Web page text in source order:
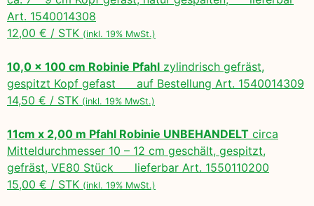
Art. 1540014308
12,00 € / STK (inkl. 19% MwSt.)
10,0 x 100 cm Robinie Pfahl zylindrisch gefräst,
gespitzt Kopf gefast auf Bestellung Art. 1540014309
14,50 € / STK (inkl. 19% MwSt.)
11cm x 2,00 m Pfahl Robinie UNBEHANDELT circa
Mitteldurchmesser 10 – 12 cm geschält, gespitzt,
gefräst, VE80 Stück lieferbar Art. 1550110200
15,00 € / STK (inkl. 19% MwSt.)